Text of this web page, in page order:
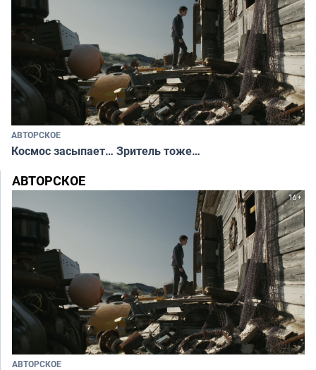
АВТОРСКОЕ
Космос засыпает… Зритель тоже…
АВТОРСКОЕ
АВТОРСКОЕ